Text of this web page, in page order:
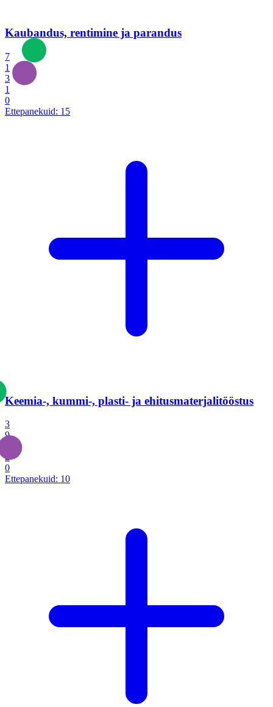
Kaubandus, rentimine ja parandus
7
1
3
1
0
Ettepanekuid: 15
Keemia-, kummi-, plasti- ja ehitusmaterjalitööstus
3
9
2
0
Ettepanekuid: 10